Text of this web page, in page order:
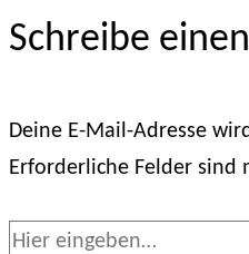
Schreibe
Deine E-Mail-Adresse
Erforderliche Felder sind
Hier